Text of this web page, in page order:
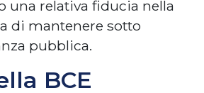
una relativa fiducia nella
di mantenere sotto
pubblica.
BCE